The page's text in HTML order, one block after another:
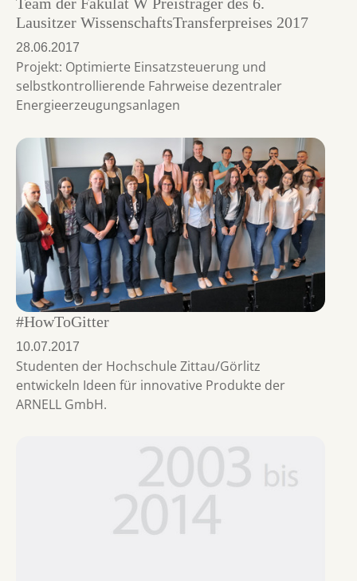
Lausitzer WissenschaftsTransferpreises 2017
28.06.2017
Projekt: Optimierte Einsatzsteuerung und
selbstkontrollierende Fahrweise dezentraler
Energieerzeugungsanlagen
#HowToGitter
10.07.2017
Studenten der Hochschule Zittau/Görlitz
entwickeln Ideen für innovative Produkte der
ARNELL GmbH.